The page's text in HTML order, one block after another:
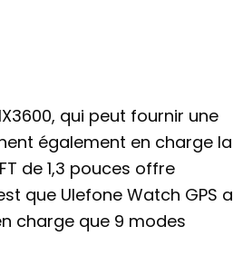
qui peut fournir une
également en charge la
de 1,3 pouces offre
que Ulefone Watch GPS a
charge que 9 modes